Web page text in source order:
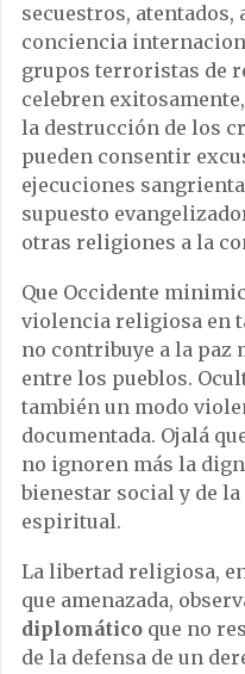
secuestros, atentados,
conciencia
grupos terroristas de
celebren
la destrucción de los
pueden consentir
ejecuciones
supuesto
otras religiones a la
Que Occidente
violencia religiosa en
no contribuye a la paz
entre los pueblos.
también un modo
documentada. Ojalá
no ignoren más la
bienestar social y de
espiritual.
La libertad religiosa,
que amenazada,
diplomático que no
de la defensa de un